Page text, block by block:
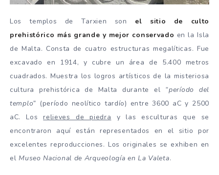
Los templos de Tarxien son el sitio de culto
prehistórico más grande y mejor conservado en la Isla
de Malta. Consta de cuatro estructuras megalíticas. Fue
excavado en 1914, y cubre un área de 5.400 metros
cuadrados. Muestra los logros artísticos de la misteriosa
cultura prehistórica de Malta durante el “período del
templo” (período neolítico tardío) entre 3600 aC y 2500
aC. Losrelieves de piedra y las esculturas que se
encontraron aquí están representados en el sitio por
excelentes reproducciones. Los originales se exhiben en
elMuseo Nacional de Arqueología en La Valeta.